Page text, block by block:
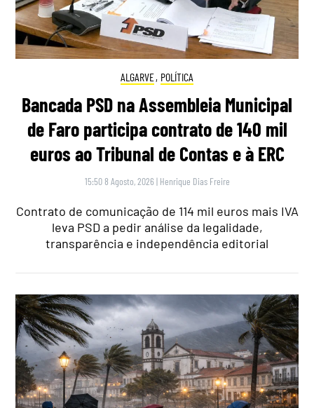
ALGARVE, POLÍTICA
Bancada PSD na Assembleia Municipal
de Faro participa contrato de 140 mil
euros ao Tribunal de Contas e à ERC
15:50 8 Agosto, 2026 | Henrique Dias Freire
Contrato de comunicação de 114 mil euros mais IVA
leva PSD a pedir análise da legalidade,
transparência e independência editorial